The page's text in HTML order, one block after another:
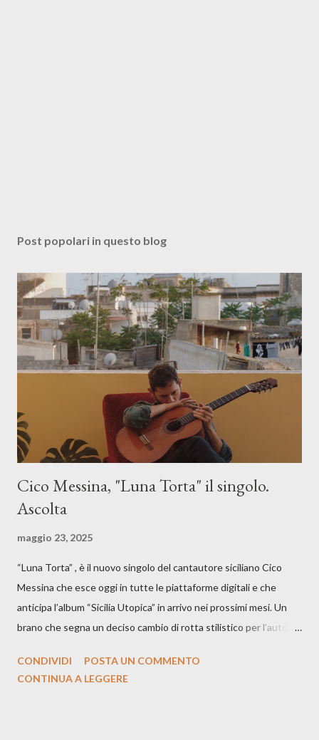
Post popolari in questo blog
Cico Messina, "Luna Torta" il singolo.
Ascolta
maggio 23, 2025
“Luna Torta” , è il nuovo singolo del cantautore siciliano Cico
Messina che esce oggi in tutte le piattaforme digitali e che
anticipa l’album “Sicilia Utopica” in arrivo nei prossimi mesi. Un
brano che segna un deciso cambio di rotta stilistico per l’autore
testo ibrido tra italiano e siciliano, e un’urgenza espressiva che
CONDIVIDI
POSTA UN COMMENTO
CONTINUA A LEGGERE